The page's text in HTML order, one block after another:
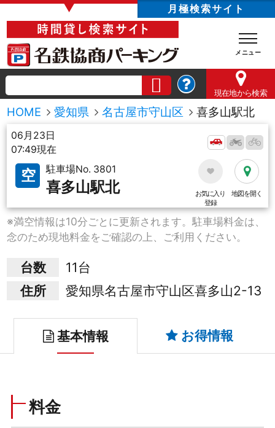
▼ 月極検索サイト
現在地から検索
HOME 愛知県 名古屋市守山区 喜多山駅北
06月23日
07:49現在
空 駐車場No. 3801
喜多山駅北
お気に入り
登録
地図を開く
※満空情報は10分ごとに更新されます。駐車場料金は、
念のため現地料金をご確認の上、ご利用ください。
台数
11台
住所
愛知県名古屋市守山区喜多山2-13
基本情報 お得情報
料金